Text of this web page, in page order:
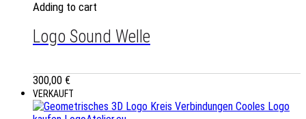
Adding to cart
Logo Sound Welle
300,00 €
VERKAUFT